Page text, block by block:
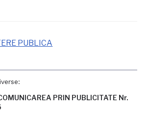
PRIN PUBLICITATE Nr.
PUBLICA